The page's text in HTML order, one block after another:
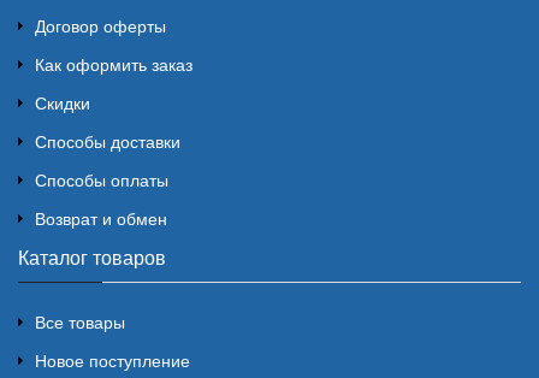
Договор оферты
Как оформить заказ
Скидки
Способы доставки
Способы оплаты
Возврат и обмен
Каталог товаров
Все товары
Новое поступление